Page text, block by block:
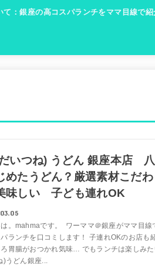
て：銀座の高コスパランチをママ目線で
いつね) うどん 銀座本店
めたうどん？厳選素材こだ
味しい 子ども連れOK
は。mahmaです。 ワーママ＠銀座がママ目線
ランチを口コミします！ 子連れOKのお店も
ろ胃腸がおつかれ気味… でもランチは楽しみた
)うどん銀座...